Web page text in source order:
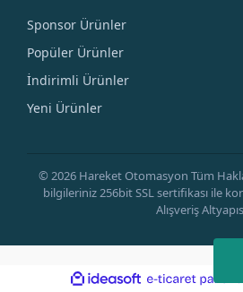
Sponsor Ürünler
Popüler Ürünler
İndirimli Ürünler
Yeni Ürünler
© 2026 Hareket Otomasyon Tüm
bilgileriniz 256bit SSL sertifikası ile
Alışveriş
ideasoft